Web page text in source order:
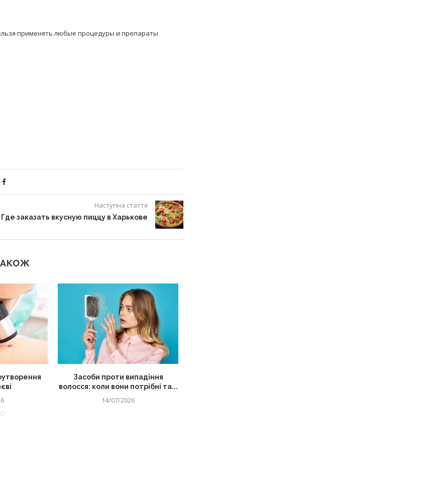
применять любые процедуры и препараты
Наступна стаття
Где заказать вкусную пиццу в Харькове
Засоби проти випадіння
волосся: коли вони потрібні та...
14/07/2026